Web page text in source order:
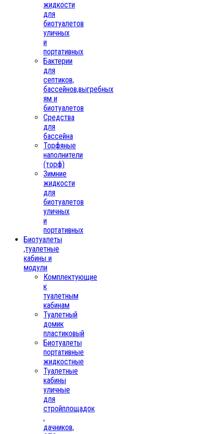
жидкости
для
биотуалетов
уличных
и
портативных
Бактерии
для
септиков,
бассейнов,выгребных
ям и
биотуалетов
Средства
для
бассейна
Торфяные
наполнители
(торф)
Зимние
жидкости
для
биотуалетов
уличных
и
портативных
Биотуалеты
,туалетные
кабины и
модули
Комплектующие
к
туалетным
кабинам
Туалетный
домик
пластиковый
Биотуалеты
портативные
жидкостные
Туалетные
кабины
уличные
для
стройплощадок
,
дачников,